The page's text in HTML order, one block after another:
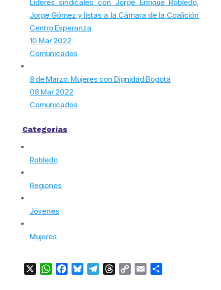
Líderes sindicales con Jorge Enrique Robledo,
Jorge Gómez y listas a la Cámara de la Coalición
Centro Esperanza
10 Mar 2022
Comunicados
8 de Marzo: Mujeres con Dignidad Bogotá
08 Mar 2022
Comunicados
Categorías
Robledo
Regiones
Jóvenes
Mujeres
WhatsApp
FacebookBlueskyTelegramThreads
Copy Email